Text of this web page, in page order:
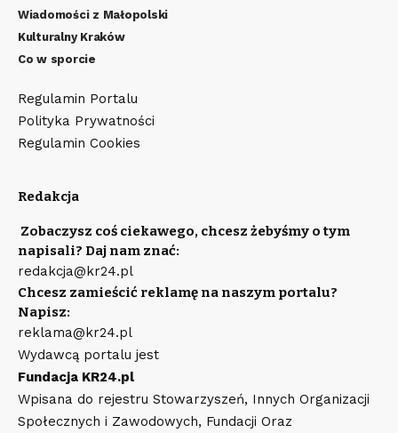
Wiadomości z Małopolski
Kulturalny Kraków
Co w sporcie
Regulamin Portalu
Polityka Prywatności
Regulamin Cookies
Redakcja
Zobaczysz coś ciekawego, chcesz żebyśmy o tym
napisali? Daj nam znać:
redakcja@kr24.pl
Chcesz zamieścić reklamę na naszym portalu?
Napisz:
reklama@kr24.pl
Wydawcą portalu jest
Fundacja KR24.pl
Wpisana do rejestru Stowarzyszeń, Innych Organizacji
Społecznych i Zawodowych, Fundacji Oraz